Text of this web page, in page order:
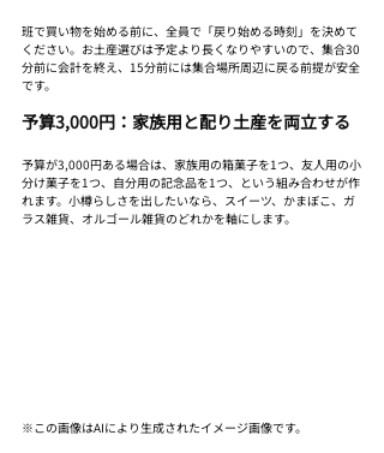
班で買い物を始める前に、全員で「戻り始める時刻」を決めて
ください。お土産選びは予定より長くなりやすいので、集合30
分前に会計を終え、15分前には集合場所周辺に戻る前提が安全
です。
予算3,000円：家族用と配り土産を両立する
予算が3,000円ある場合は、家族用の箱菓子を1つ、友人用の小
分け菓子を1つ、自分用の記念品を1つ、という組み合わせが作
れます。小樽らしさを出したいなら、スイーツ、かまぼこ、ガ
ラス雑貨、オルゴール雑貨のどれかを軸にします。
※この画像はAIにより生成されたイメージ画像です。